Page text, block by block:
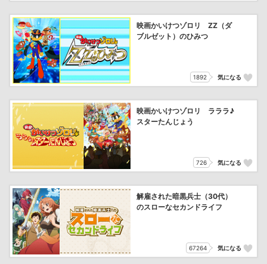
映画かいけつゾロリ ZZ（ダ
ブルゼット）のひみつ
1892 気になる
映画かいけつゾロリ ラララ♪
スターたんじょう
726 気になる
解雇された暗黒兵士（30代）
のスローなセカンドライフ
67264 気になる